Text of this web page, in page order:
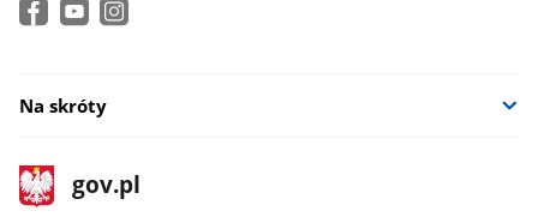
Na skróty
stopka
gov.pl
Strona
gov.pl